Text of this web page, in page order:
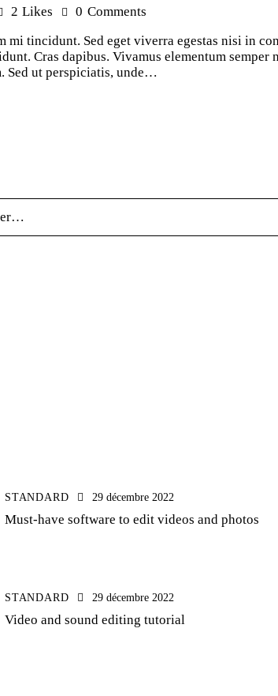
2 Likes 0 Comments
tincidunt. Sed eget viverra egestas nisi in
Cras dapibus. Vivamus elementum semper
Sed ut perspiciatis, unde…
STANDARD 29 décembre 2022
Must-have software to edit videos and photos
STANDARD 29 décembre 2022
Video and sound editing tutorial